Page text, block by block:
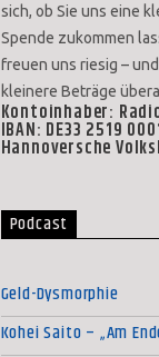
sich, ob Sie uns eine
Spende zukommen
freuen uns riesig –
kleinere Beträge
Kontoinhaber:
IBAN: DE33 2519
Hannoversche
Podcast
Geld-Dysmorphie
Kohei Saito – „Am